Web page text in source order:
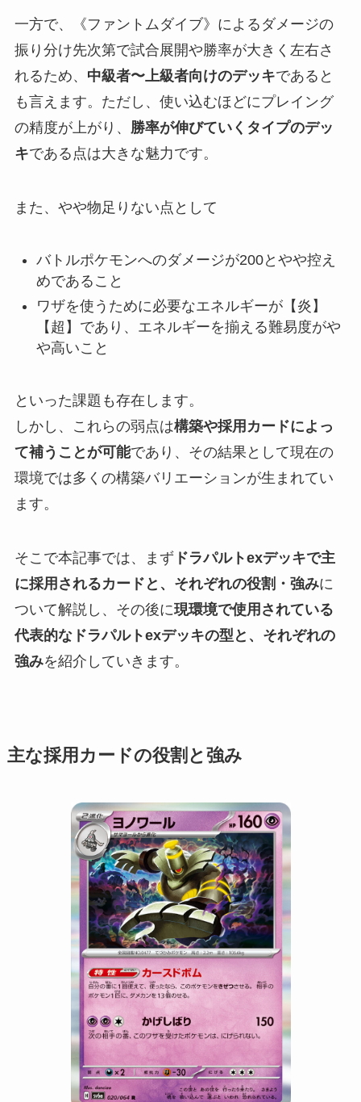
一方で、《ファントムダイブ》によるダメージの
振り分け先次第で試合展開や勝率が大きく左右さ
れるため、 中級者〜上級者向けのデッキであると
も言えます。ただし、使い込むほどにプレイング
の精度が上がり、 勝率が伸びていくタイプのデッ
キである点は大きな魅力です。
また、やや物足りない点として
バトルポケモンへのダメージが200とやや控え
めであること
ワザを使うために必要なエネルギーが【炎】
【超】であり、エネルギーを揃える難易度がや
や高いこと
といった課題も存在します。
しかし、これらの弱点は構築や採用カードによっ
て補うことが可能であり、その結果として現在の
環境では多くの構築バリエーションが生まれてい
ます。
そこで本記事では、まず ドラパルトexデッキで主
に採用されるカードと、それぞれの役割・強みに
ついて解説し、その後に現環境で使用されている
代表的なドラパルトexデッキの型と、それぞれの
強みを紹介していきます。
主な採用カードの役割と強み